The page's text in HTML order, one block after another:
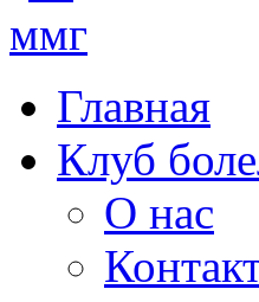
Главная
Клуб
О нас